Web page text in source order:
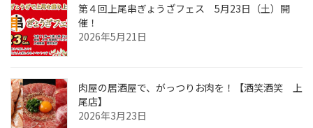
第４回上尾串ぎょうざフェス 5月23日（土）開
催！
2026年5月21日
肉屋の居酒屋で、がっつりお肉を！【酒笑酒笑 上
尾店】
2026年3月23日